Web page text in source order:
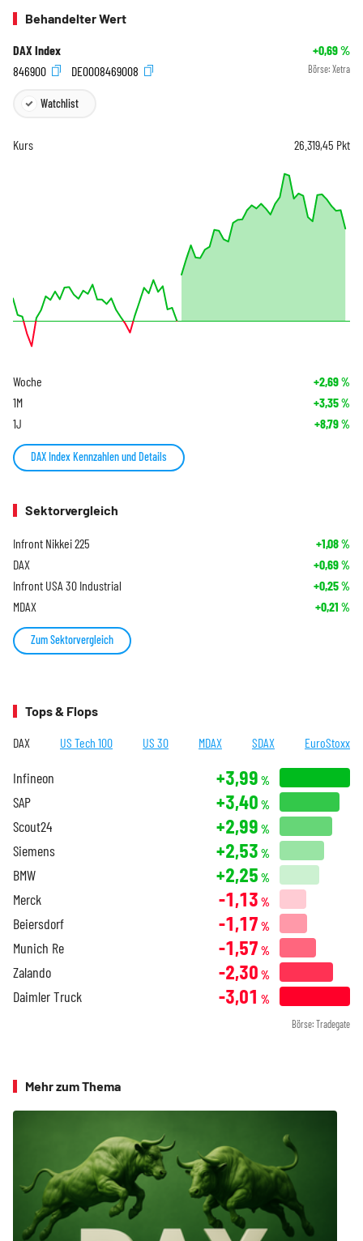
Behandelter Wert
DAX Index +0,69%
846900
DE0008469008 Börse: Xetra
Watchlist
Kurs 26.319,45 Pkt
Woche +2,69%
1M +3,35%
1J +8,79%
DAX Index Kennzahlen und Details
Sektorvergleich
Infront Nikkei 225 +1,08%
DAX +0,69%
Infront USA 30 Industrial +0,25%
MDAX +0,21 %
Zum Sektorvergleich
Tops & Flops
DAX US Tech 100 US 30 MDAX SDAX EuroStoxx
Infineon +3,99 %
SAP +3,40 %
Scout24 +2,99 %
Siemens +2,53 %
BMW +2,25 %
Merck -1,13 %
Beiersdorf -1,17 %
Munich Re -1,57 %
Zalando -2,30 %
Daimler Truck -3,01 %
Börse: Tradegate
Mehr zum Thema